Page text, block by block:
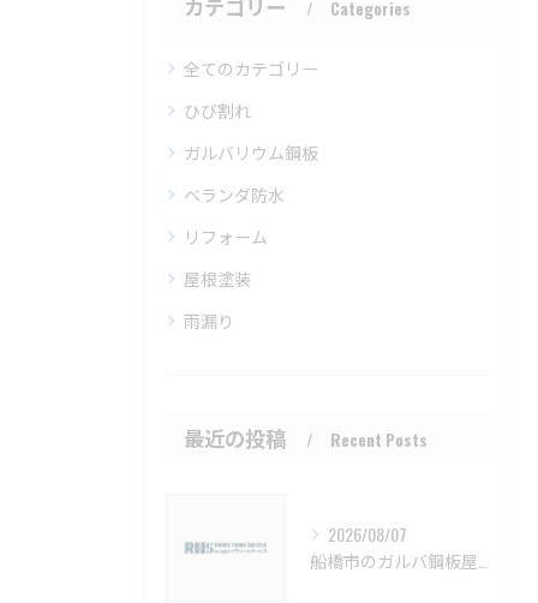
Categories
全てのカテゴリー
ひび割れ
ガルバリウム鋼板
ベランダ防水
リフォーム
屋根塗装
雨漏り
最近の投稿 Recent Posts
2026/08/07